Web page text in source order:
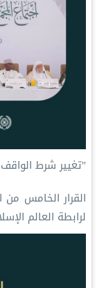
"تغيير شرط
لرابطة العالم